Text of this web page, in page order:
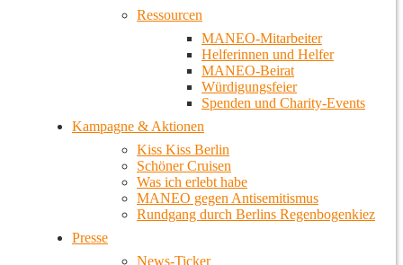
Ressourcen
MANEO-Mitarbeiter
Helferinnen und Helfer
MANEO-Beirat
Würdigungsfeier
Spenden und Charity-Events
Kampagne & Aktionen
Kiss Kiss Berlin
Schöner Cruisen
Was ich erlebt habe
MANEO gegen Antisemitismus
Rundgang durch Berlins Regenbogenkiez
Presse
News-Ticker